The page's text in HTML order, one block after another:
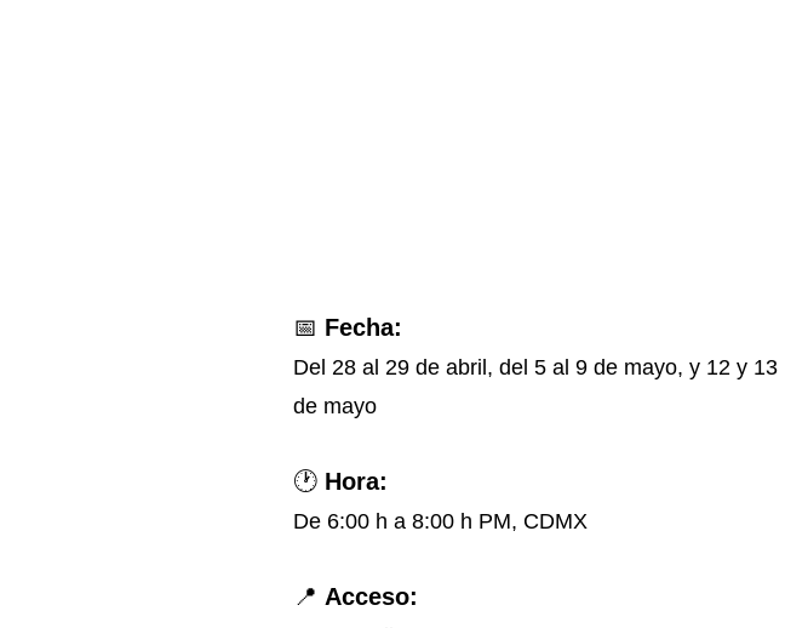
📅 Fecha:
Del 28 al 29 de abril, del 5 al 9 de mayo, y 12 y 13
de mayo
🕐 Hora:
De 6:00 h a 8:00 h PM, CDMX
📍 Acceso: